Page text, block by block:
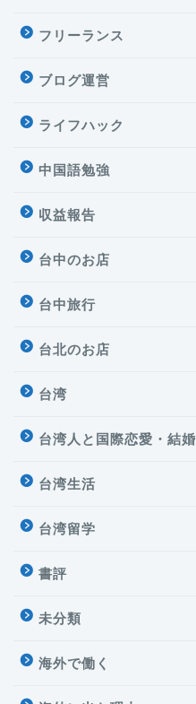
フリーランス
ブログ運営
ライフハック
中国語勉強
収益報告
台中のお店
台中旅行
台北のお店
台湾
台湾人と国際恋愛・結婚
台湾生活
台湾留学
書評
未分類
海外で働く